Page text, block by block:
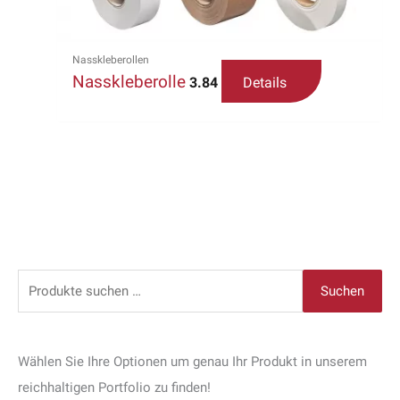
Nasskleberollen
Nasskleberolle 3.84 Details
können
auf
Produktseite
h
e
Suchen
Wählen Sie Ihre Optionen um genau Ihr Produkt in unserem
reichhaltigen Portfolio zu finden!